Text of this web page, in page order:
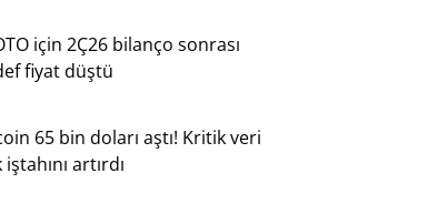
için 2Ç26 bilanço sonrası
fiyat düştü
65 bin doları aştı! Kritik veri
artırdı